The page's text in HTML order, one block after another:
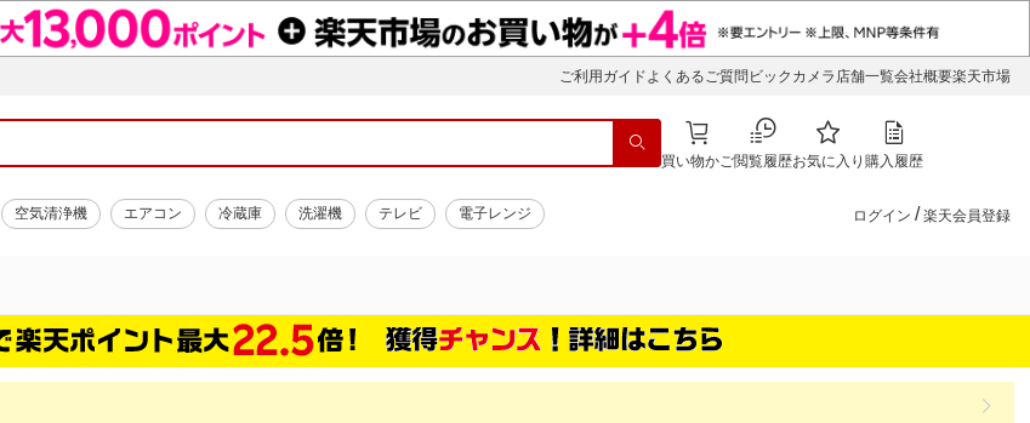
ご利用ガイド よくあるご質問 ビックカメラ店舗一覧会社概要楽天市場
買い物かご閲覧履歴お気に入り 購入履歴
空気清浄機 エアコン 冷蔵庫 洗濯機 テレビ 電子レンジ ログイン / 楽天会員登録